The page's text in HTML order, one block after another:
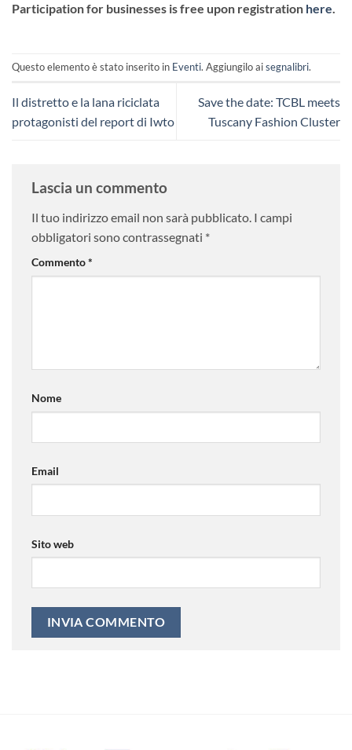
Participation for businesses is free upon registration here.
Questo elemento è stato inserito in Eventi. Aggiungilo aisegnalibri.
Il distretto e la lana riciclata
protagonisti del report di Iwto
Save the date: TCBL meets
Tuscany Fashion Cluster
Lascia un commento
Il tuo indirizzo email non sarà pubblicato. I campi
obbligatori sono contrassegnati *
Commento*
Nome
Email
Sito web